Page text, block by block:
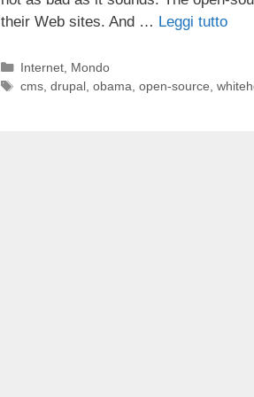
their Web sites. And … Leggi tutto
Categorie
Internet, Mondo
Tag
cms, drupal, obama, open-source,